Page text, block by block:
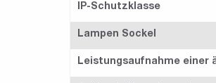
IP-Schutzklasse
Lampen Sockel
Leistungsaufnahme einer